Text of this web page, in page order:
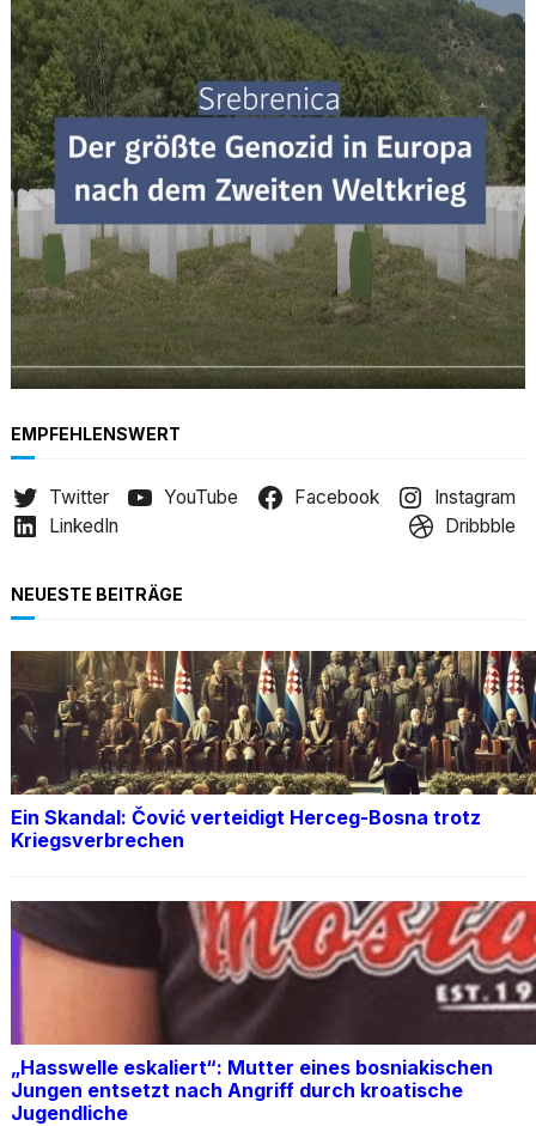
r
c
h
EMPFEHLENSWERT
Twitter YouTube Facebook
Instagram
LinkedIn
Dribbble
NEUESTE BEITRÄGE
Ein Skandal: Čović verteidigt Herceg-Bosna trotz
Kriegsverbrechen
„Hasswelle eskaliert“: Mutter eines bosniakischen
Jungen entsetzt nach Angriff durch kroatische
Jugendliche